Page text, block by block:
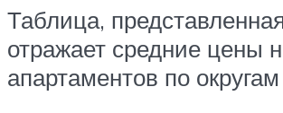
Таблица,
отражает средние цены
апартаментов по округам